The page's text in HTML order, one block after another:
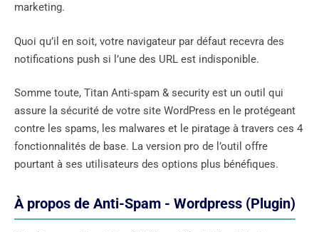
marketing.
Quoi qu’il en soit, votre navigateur par défaut recevra des
notifications push si l’une des URL est indisponible.
Somme toute, Titan Anti-spam & security est un outil qui
assure la sécurité de votre site WordPress en le protégeant
contre les spams, les malwares et le piratage à travers ces 4
fonctionnalités de base. La version pro de l’outil offre
pourtant à ses utilisateurs des options plus bénéfiques.
À propos de Anti-Spam - Wordpress (Plugin)